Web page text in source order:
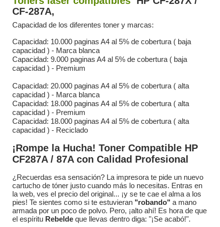
CF-287A,
Capacidad de los diferentes toner y marcas:
Capacidad: 10.000 paginas A4 al 5% de cobertura ( baja
capacidad ) - Marca blanca
Capacidad: 9.000 paginas A4 al 5% de cobertura ( baja
capacidad ) - Premium
Capacidad: 20.000 paginas A4 al 5% de cobertura ( alta
capacidad ) - Marca blanca
Capacidad: 18.000 paginas A4 al 5% de cobertura ( alta
capacidad ) - Premium
Capacidad: 18.000 paginas A4 al 5% de cobertura ( alta
capacidad ) - Reciclado
¡Rompe la Hucha! Toner Compatible HP
CF287A / 87A con Calidad Profesional
¿Recuerdas esa sensación? La impresora te pide un nuevo
cartucho de tóner justo cuando más lo necesitas. Entras en
la web, ves el precio del original... ¡y se te cae el alma a los
pies! Te sientes como si te estuvieran "robando" a mano
armada por un poco de polvo. Pero, ¡alto ahí! Es hora de que
el espíritu Rebelde que llevas dentro diga: "¡Se acabó!".